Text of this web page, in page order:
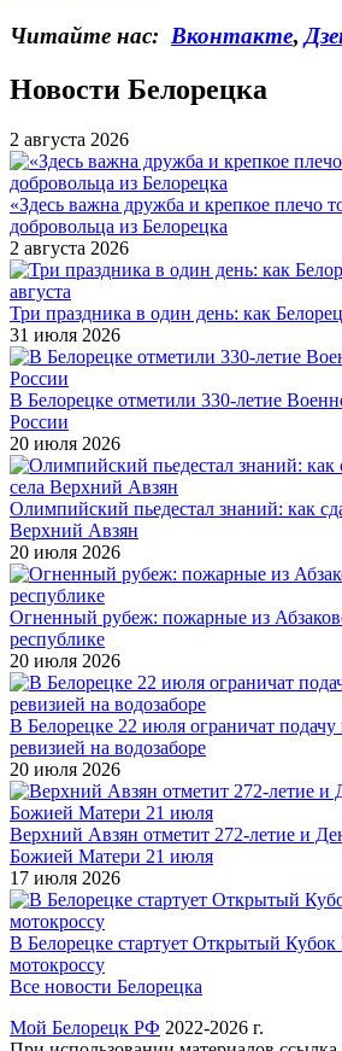
Читайте нас: Вконтакте,
Новости Белорецка
2 августа 2026
«Здесь важна дружба и крепкое плечо
добровольца из Белорецка
2 августа 2026
Три праздника в один день: как
31 июля 2026
В Белорецке отметили 330-летие
России
20 июля 2026
Олимпийский пьедестал знаний: как
Верхний Авзян
20 июля 2026
Огненный рубеж: пожарные из
республике
20 июля 2026
В Белорецке 22 июля ограничат подачу
ревизией на водозаборе
20 июля 2026
Верхний Авзян отметит 272-летие и
Божией Матери 21 июля
17 июля 2026
В Белорецке стартует Открытый Кубок
мотокроссу
Все новости Белорецка
Мой Белорецк РФ 2022-2026 г.